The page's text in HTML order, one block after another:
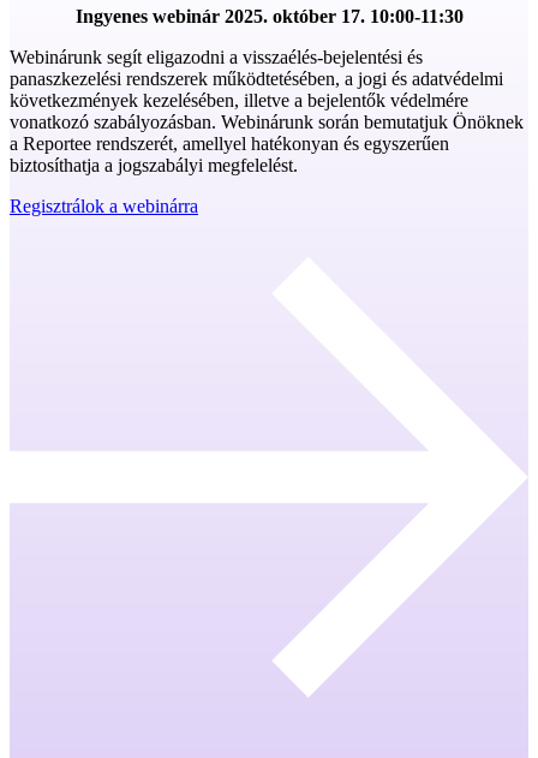
Ingyenes webinár 2025. október 17. 10:00-11:30
Webinárunk segít eligazodni a visszaélés-bejelentési és
panaszkezelési rendszerek működtetésében, a jogi és adatvédelmi
következmények kezelésében, illetve a bejelentők védelmére
vonatkozó szabályozásban. Webinárunk során bemutatjuk Önöknek
a Reportee rendszerét, amellyel hatékonyan és egyszerűen
biztosíthatja a jogszabályi megfelelést.
Regisztrálok a webinárra